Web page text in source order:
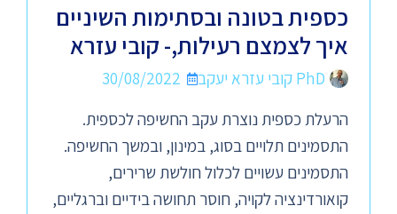
כספית בטונה ובסתימות השיניים
איך לצמצם רעילות,- קובי עזרא
PhD קובי עזרא יעקב
30/08/2022
הרעלת כספית נוצרת עקב החשיפה לכספית.
התסמינים תלויים בסוג, במינון, ובמשך החשיפה.
התסמינים עשויים לכלול חולשת שרירים,
קואורדינציה לקויה, חוסר תחושה בידיים וברגליים,